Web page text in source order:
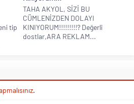
tip
TAHA AKYOL, SİZİ BU
CÜMLENİZDEN DOLAYI
KINIYORUM!!!!!!!!!? Değerli
dostlar,ARA REKLAM...
.